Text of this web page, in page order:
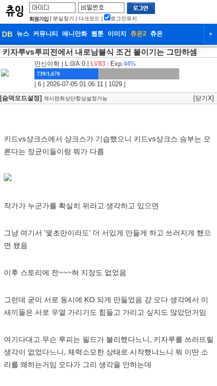
회원가입 | 분실찾기 | 다크모드 | 로그인유지
DB 뉴스 커뮤니티 애니만화 웹툰 이미지 츄온2 츄온 ▼
DB 뉴스 커뮤니티 애니만화
웹툰 이미지 츄온2
키자루vs루피전에서 내로남불식 조건 붙이기는 그만하셈
만신이학 | L:0/A:0 | LV83 Exp.44%
739/1,670
| 6 | 2026-07-05 01:06:11 | 1029 |
[숨덕모드설정] 게시판최상단항상설정가능 [닫기X]
키드vs샹크스에서 샹크스가 기습했으니 키드vs샹크스 승부는 모
른다는 장균이들이랑 뭐가 다름
작가가 누군가를 확실히 위라고 생각하고 있으면
그냥 여기서 '몇초만이라도' 더 서있게 만들게 하고 쓰러지게 했으
면 됐음
이후 스토리에 전~~~혀 지장도 없었음
그런데 굳이 서로 동시에 KO 되게 만들었음 걍 오다 생각에서 이
새끼들은 서로 우열 가리기도 힘들고 가리고 싶지도 않았던거임
여기다대고 무슨 루피는 필드가 불리했다느니, 키자루를 쓰러뜨릴
생각이 없었다느니, 체력소모한 상태로 시작했냐느니 뭐 이딴 소
리를 왜하는거임 오다가 그리 생각을 안하는데